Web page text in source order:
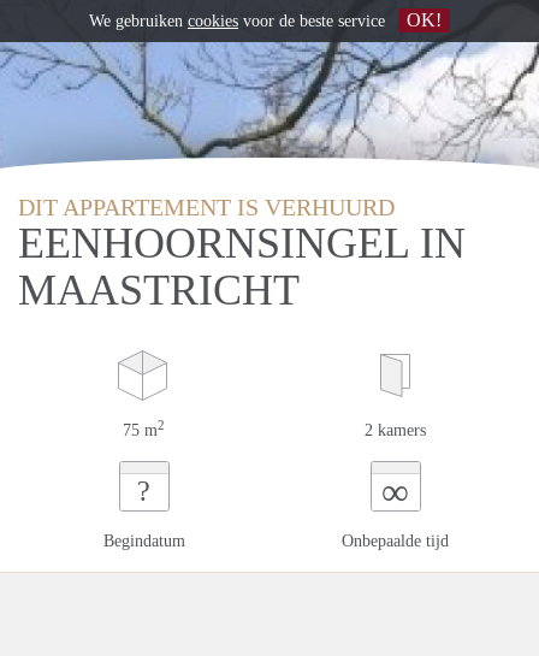
DIT APPARTEMENT IS VERHUURD
EENHOORNSINGEL IN
MAASTRICHT
75 m2 2 kamers
?
Begindatum
∞
Onbepaalde tijd
We gebruiken cookies voor de beste service OK!